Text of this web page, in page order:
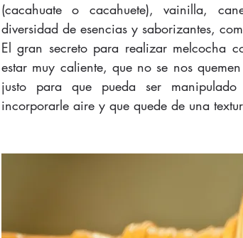
(cacahuate o cacahuete), vainilla,
diversidad de esencias y saborizantes,
El gran secreto para realizar melcocha
estar muy caliente, que no se nos
justo para que pueda ser
incorporarle aire y que quede de una